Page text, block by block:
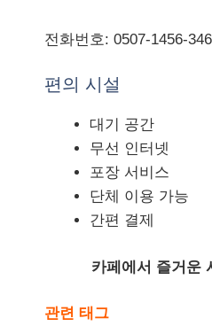
전화번호: 0507-1456-
편의 시설
대기 공간
무선 인터넷
포장 서비스
단체 이용 가능
간편 결제
카페에서 즐거운
관련 태그